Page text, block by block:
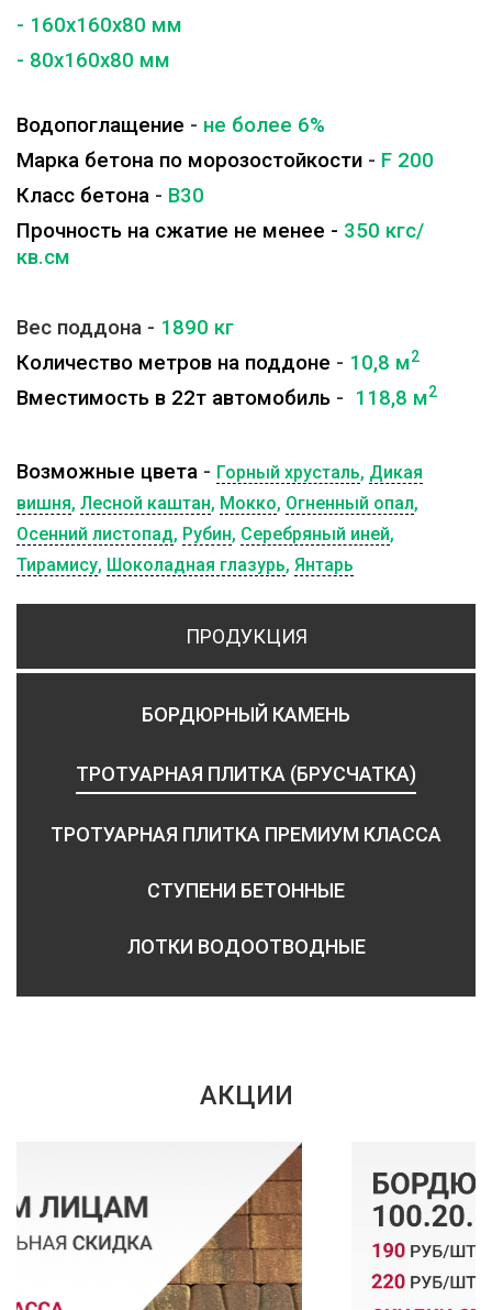
ПРОДУКЦИЯ
БОРДЮРНЫЙ КАМЕНЬ
ТРОТУАРНАЯ ПЛИТКА (БРУСЧАТКА)
ТРОТУАРНАЯ ПЛИТКА ПРЕМИУМ КЛАССА
СТУПЕНИ БЕТОННЫЕ
ЛОТКИ ВОДООТВОДНЫЕ
- 160x160x80 мм
- 80x160x80 мм
Водопоглащение - не более 6%
Марка бетона по морозостойкости - F 200
Класс бетона - B30
Прочность на сжатие не менее - 350 кгс/
кв.см
Вес поддона - 1890 кг
Количество метров на поддоне - 10,8 м2
Вместимость в 22т автомобиль - 118,8 м2
Возможные цвета - Горный хрусталь, Дикая
вишня, Лесной каштан, Мокко, Огненный опал,
Осенний листопад, Рубин, Серебряный иней,
Тирамису, Шоколадная глазурь, Янтарь
АКЦИИ